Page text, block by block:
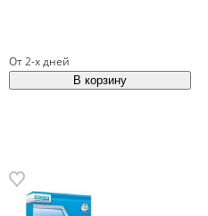
От 2-х дней